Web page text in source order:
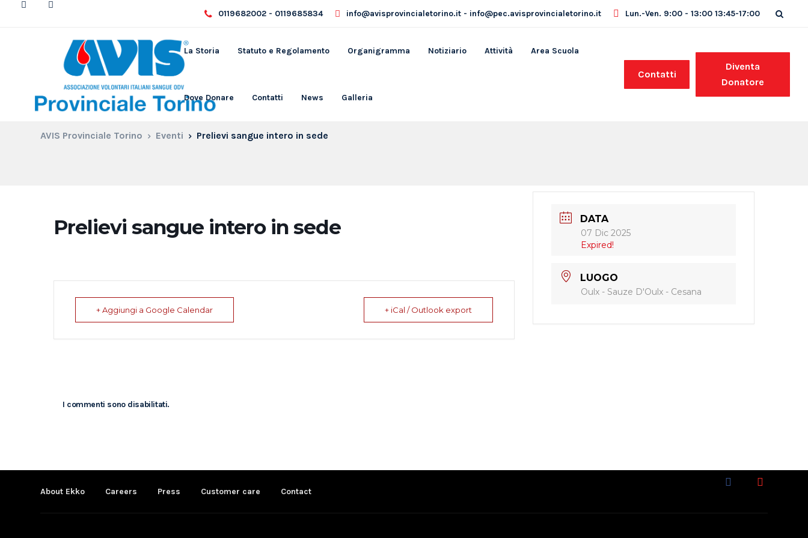
0119682002 - 0119685834 info@avisprovincialetorino.it - info@pec.avisprovincialetorino.it Lun.-Ven. 9:00 - 13:00 13:45-17:00
La Storia Statuto e Regolamento Organigramma Notiziario Attività Area Scuola
Dove Donare Contatti News Galleria
Contatti
Diventa
Donatore
AVIS Provinciale Torino Eventi Prelievi sangue intero in sede
Prelievi sangue intero in sede
+ Aggiungi a Google Calendar + iCal / Outlook export
DATA
07 Dic 2025
Expired!
LUOGO
Oulx - Sauze D'Oulx - Cesana
I commenti sono disabilitati.
About Ekko Careers Press Customer care Contact